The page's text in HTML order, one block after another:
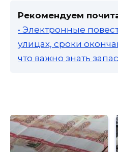
Рекомендуем
• Электронные
улицах, сроки
что важно знать